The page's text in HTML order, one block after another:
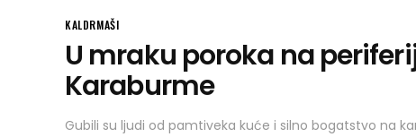
KALDRMAŠI
U mraku poroka na
Karaburme
Gubili su ljudi od pamtiveka kuće i silno bogatstvo na